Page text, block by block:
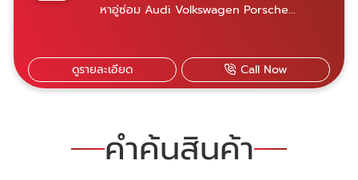
หาอู่ซ่อม Audi Volkswagen Porsche
ดูรายละเอียด Call Now
คำค้นสินค้า